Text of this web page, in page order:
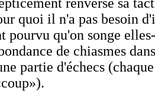
quoi il n'a pas besoin
pourvu qu'on songe
de chiasmes
partie d'échecs